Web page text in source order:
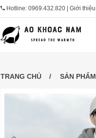
Hotline: 0969.432.820 Giới thiệu
TRANG CHỦ SẢN PHẨM